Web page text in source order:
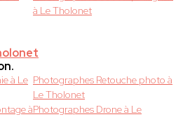
à Le Tholonet
à Le Photographes Retouche photo à
Le Tholonet
àPhotographes Drone à Le